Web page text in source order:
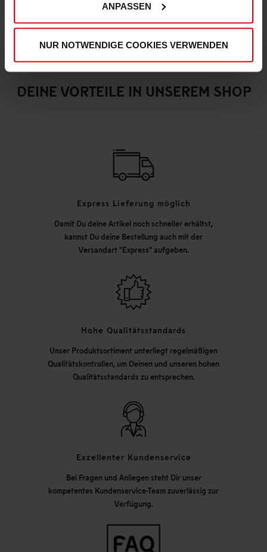
ANPASSEN
NUR NOTWENDIGE COOKIES VERWENDEN
DEINE VORTEILE IN UNSEREM SHOP
Express Lieferung möglich
Damit Du deine Artikel noch schneller erhältst,
kannst Du deine Bestellung auch mit der
Versandart "Express" aufgeben.
Hohe Qualitätsstandards
Unser Produktsortiment unterliegt regelmäßigen
Qualitätskontrollen, um Deinen und unseren hohen
Qualitätsstandards zu entsprechen.
Exzellenter Kundenservice
Bei Fragen und Anliegen steht Dir unser
kompetentes Kundenservice-Team zuverlässig zur
Verfügung.